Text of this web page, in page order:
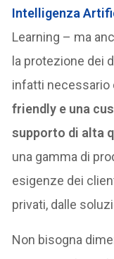
Intelligenza
Learning – ma
la protezione dei
infatti necessario
friendly e una
supporto di alta
una gamma di
esigenze dei
privati, dalle
Non bisogna